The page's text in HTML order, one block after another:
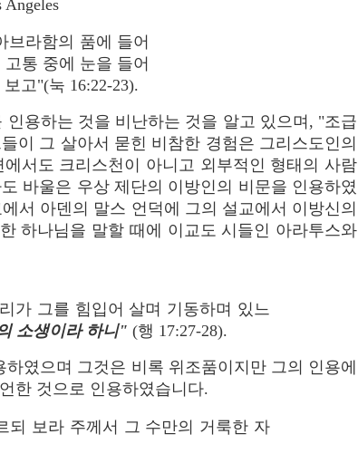
Angeles
라함의 품에 들어
통 중에 눈을 들어
고"(눅 16:22-23).
용하는 것을 비난하는 것을 알고 있으며, "조급
이 그 살아서 묻힌 비참한 경험은 그리스도인의
서도 크리스천이 아니고 외부적인 형태의 사람
바울은 우상 제단의 이방인의 비문을 인용하였
서 아덴의 말스 언덕에 그의 설교에서 이방신의
하나님을 말할 때에 이교도 시들인 아라투스와
가 그를 힘입어 살며 기동하며 있느
소생이라 하니" (행 17:27-28).
였으며 그것은 비록 위조품이지만 그의 인용에
한 것으로 인용하였습니다.
되 보라 주께서 그 수만의 거룩한 자